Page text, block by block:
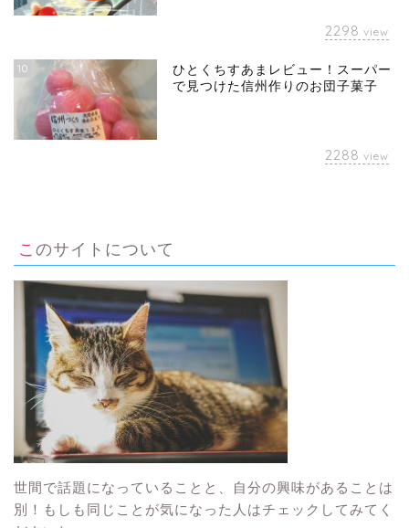
2298 view
10
ひとくちすあまレビュー！スーパー
で見つけた信州作りのお団子菓子
2288 view
このサイトについて
世間で話題になっていることと、自分の興味があることは
別！もしも同じことが気になった人はチェックしてみてく